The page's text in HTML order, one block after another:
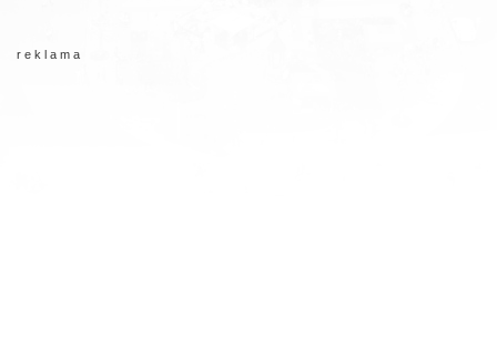
r e k l a m a